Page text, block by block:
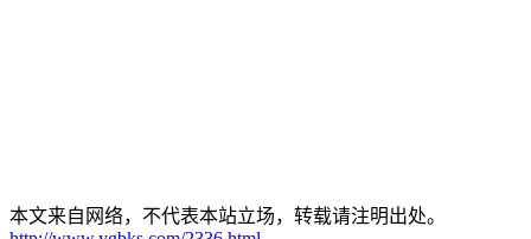
本文来自网络，不代表本站立场，转载请注明出处。